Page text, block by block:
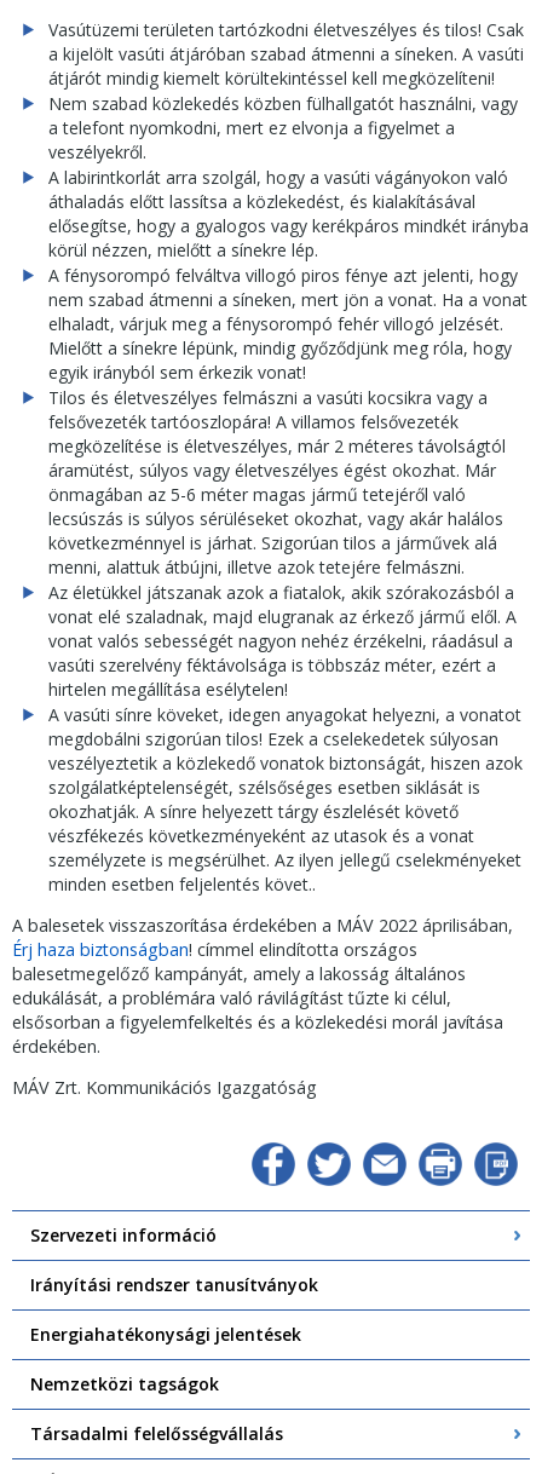
Vasútüzemi területen tartózkodni életveszélyes és tilos! Csak
a kijelölt vasúti átjáróban szabad átmenni a síneken. A vasúti
átjárót mindig kiemelt körültekintéssel kell megközelíteni!
Nem szabad közlekedés közben fülhallgatót használni, vagy
a telefont nyomkodni, mert ez elvonja a figyelmet a
veszélyekről.
A labirintkorlát arra szolgál, hogy a vasúti vágányokon való
áthaladás előtt lassítsa a közlekedést, és kialakításával
elősegítse, hogy a gyalogos vagy kerékpáros mindkét irányba
körül nézzen, mielőtt a sínekre lép.
A fénysorompó felváltva villogó piros fénye azt jelenti, hogy
nem szabad átmenni a síneken, mert jön a vonat. Ha a vonat
elhaladt, várjuk meg a fénysorompó fehér villogó jelzését.
Mielőtt a sínekre lépünk, mindig győződjünk meg róla, hogy
egyik irányból sem érkezik vonat!
Tilos és életveszélyes felmászni a vasúti kocsikra vagy a
felsővezeték tartóoszlopára! A villamos felsővezeték
megközelítése is életveszélyes, már 2 méteres távolságtól
áramütést, súlyos vagy életveszélyes égést okozhat. Már
önmagában az 5-6 méter magas jármű tetejéről való
lecsúszás is súlyos sérüléseket okozhat, vagy akár halálos
következménnyel is járhat. Szigorúan tilos a járművek alá
menni, alattuk átbújni, illetve azok tetejére felmászni.
Az életükkel játszanak azok a fiatalok, akik szórakozásból a
vonat elé szaladnak, majd elugranak az érkező jármű elől. A
vonat valós sebességét nagyon nehéz érzékelni, ráadásul a
vasúti szerelvény féktávolsága is többszáz méter, ezért a
hirtelen megállítása esélytelen!
A vasúti sínre köveket, idegen anyagokat helyezni, a vonatot
megdobálni szigorúan tilos! Ezek a cselekedetek súlyosan
veszélyeztetik a közlekedő vonatok biztonságát, hiszen azok
szolgálatképtelenségét, szélsőséges esetben siklását is
okozhatják. A sínre helyezett tárgy észlelését követő
vészfékezés következményeként az utasok és a vonat
személyzete is megsérülhet. Az ilyen jellegű cselekményeket
minden esetben feljelentés követ..
A balesetek visszaszorítása érdekében a MÁV 2022 áprilisában,
Érj haza biztonságban! címmel elindította országos
balesetmegelőző kampányát, amely a lakosság általános
edukálását, a problémára való rávilágítást tűzte ki célul,
elsősorban a figyelemfelkeltés és a közlekedési morál javítása
érdekében.
MÁV Zrt. Kommunikációs Igazgatóság
Szervezeti információ
Irányítási rendszer tanusítványok
Energiahatékonysági jelentések
Nemzetközi tagságok
Társadalmi felelősségvállalás